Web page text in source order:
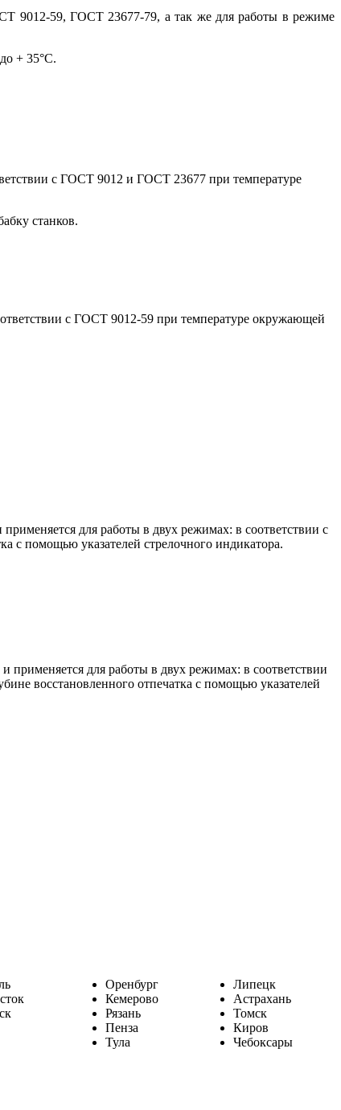
9012-59, ГОСТ 23677-79, а так же для работы в режиме
+ 35°С.
с ГОСТ 9012 и ГОСТ 23677 при температуре
станков.
с ГОСТ 9012-59 при температуре окружающей
для работы в двух режимах: в соответствии с
с помощью указателей стрелочного индикатора.
применяется для работы в двух режимах: в соответствии
восстановленного отпечатка с помощью указателей
Оренбург
Кемерово
Рязань
Пенза
Тула
Липецк
Астрахань
Томск
Киров
Чебоксары